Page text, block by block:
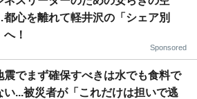
心を離れて軽井沢の「シェア別
！
Sponsored
震でまず確保すべきは水でも食料で
い...被災者が「これだけは担いで逃